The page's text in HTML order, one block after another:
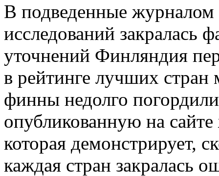
В подведенные
исследований закралась
уточнений Финляндия
в рейтинге лучших стран
финны недолго
опубликованную на
которая демонстрирует,
каждая стран закралась